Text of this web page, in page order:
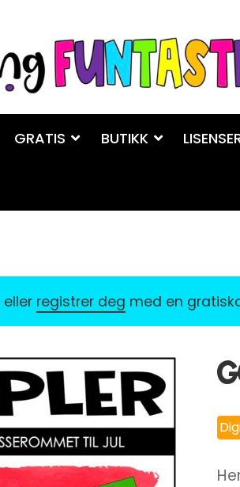
GRATIS BUTIKK
eller registrer deg med en